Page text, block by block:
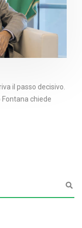
il passo decisivo.
Fontana chiede